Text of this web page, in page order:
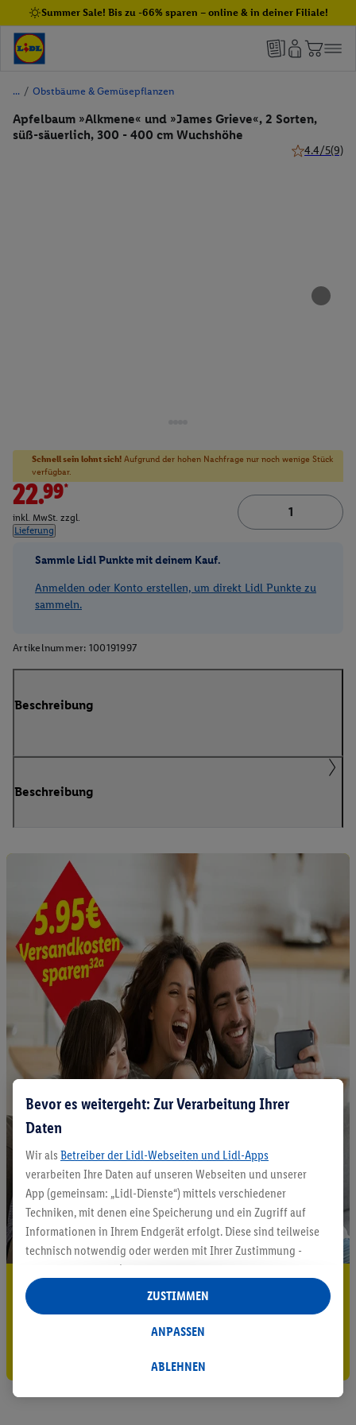
Summer Sale! Bis zu -66% sparen – online & in deiner Filiale!
/ Obstbäume & Gemüsepflanzen
Apfelbaum »Alkmene« und »James Grieve«, 2 Sorten,
süß-säuerlich, 300 - 400 cm Wuchshöhe
4.4/5(9)
Schnell sein lohnt sich! Aufgrund der hohen Nachfrage nur noch wenige Stück
verfügbar.
22.99*
inkl. MwSt. zzgl.
Lieferung
Sammle Lidl Punkte mit deinem Kauf.
Anmelden oder Konto erstellen, um direkt Lidl Punkte zu
sammeln.
Artikelnummer: 100191997
Beschreibung
Beschreibung
5.95 € Versand sparen³²ᵃ
Jetzt zum Newsletter anmelden
Bevor es weitergeht: Zur Verarbeitung Ihrer
Daten
Wir als Betreiber der Lidl-Webseiten und Lidl-Apps
verarbeiten Ihre Daten auf unseren Webseiten und unserer
App (gemeinsam: „Lidl-Dienste“) mittels verschiedener
Techniken, mit denen eine Speicherung und ein Zugriff auf
Informationen in Ihrem Endgerät erfolgt. Diese sind teilweise
technisch notwendig oder werden mit Ihrer Zustimmung -
auch durch Partner (u.a.
Verantwortliche; im Zusammenhang mit dem IAB TCF
insgesamt
Statistik-Erstellung oder für personalisierte Werbung
Datenverarbeitungen für personalisierte Werbung werden
ABLEHNEN
ANPASSEN
ZUSTIMMEN